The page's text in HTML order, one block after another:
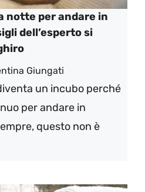
notte per andare in
dell’esperto si
Giungati
un incubo perché
per andare in
questo non è